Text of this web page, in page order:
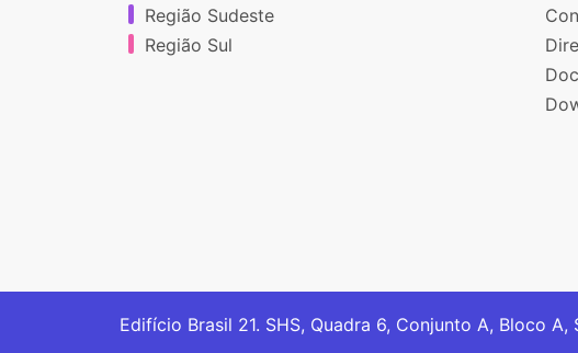
Região Sudeste
Região Sul
Edifício Brasil 21. SHS, Quadra 6, Conjunto A, Bloco